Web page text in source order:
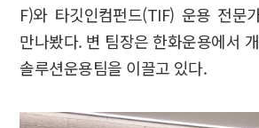
F)와 타깃인컴펀드(TIF) 운용 전문
만나봤다. 변 팀장은 한화운용에서
솔루션운용팀을 이끌고 있다.